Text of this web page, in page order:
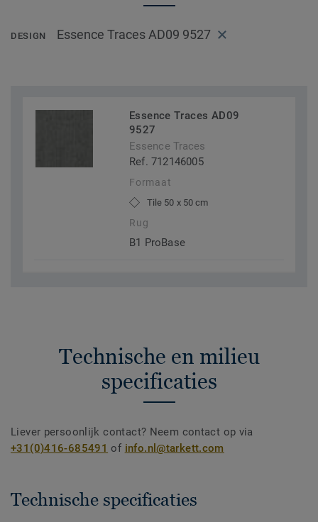
DESIGN Essence Traces AD09 9527
Essence Traces AD09
9527
Essence Traces
Ref. 712146005
Formaat
Tile 50 x 50 cm
Rug
B1 ProBase
Technische en milieu
specificaties
Liever persoonlijk contact? Neem contact op via
+31(0)416-685491 of info.nl@tarkett.com
Technische specificaties